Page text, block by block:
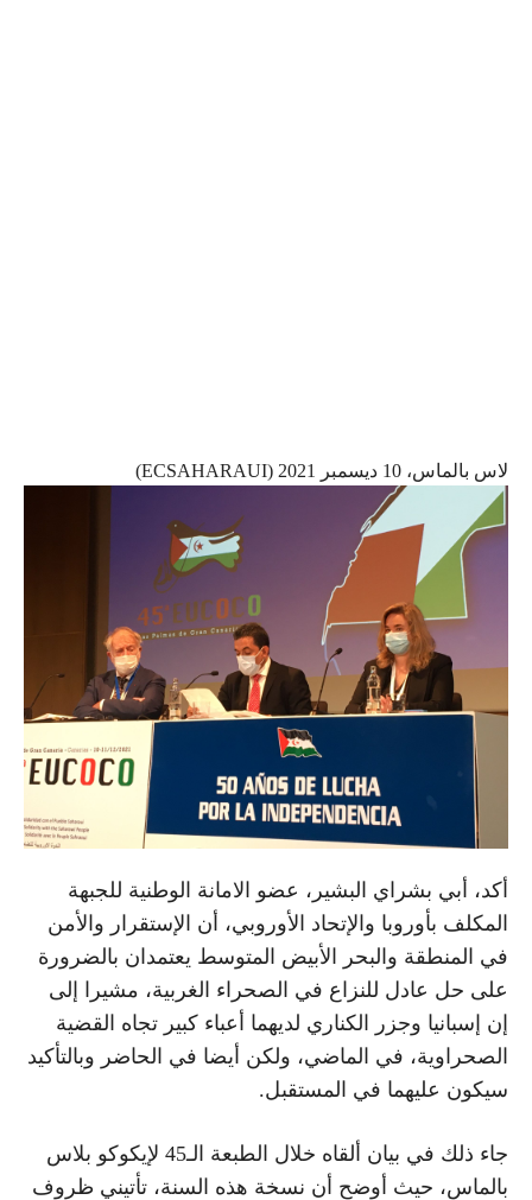
لاس بالماس، 10 ديسمبر 2021 (ECSAHARAUI)
أكد، أبي بشراي البشير، عضو الامانة الوطنية للجبهة
المكلف بأوروبا والإتحاد الأوروبي، أن الإستقرار والأمن
في المنطقة والبحر الأبيض المتوسط ​​يعتمدان بالضرورة
على حل عادل للنزاع في الصحراء الغربية، مشيرا إلى
إن إسبانيا وجزر الكناري لديهما أعباء كبير تجاه القضية
الصحراوية، في الماضي، ولكن أيضا في الحاضر وبالتأكيد
سيكون عليهما في المستقبل.
جاء ذلك في بيان ألقاه خلال الطبعة الـ45 لإيكوكو بلاس
بالماس، حيث أوضح أن نسخة هذه السنة، تأتيني ظروف